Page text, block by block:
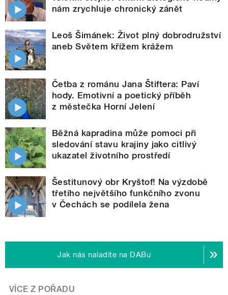
nám zrychluje chronický zánět
Leoš Šimánek: Život plný dobrodružství
aneb Světem křížem krážem
Četba z románu Jana Štiftera: Paví
hody. Emotivní a poetický příběh
z městečka Horní Jelení
Běžná kapradina může pomoci při
sledování stavu krajiny jako citlivý
ukazatel životního prostředí
Šestitunový obr Kryštof! Na výzdobě
třetího největšího funkčního zvonu
v Čechách se podílela žena
Jak nás naladíte na DABu
VÍCE Z POŘADU